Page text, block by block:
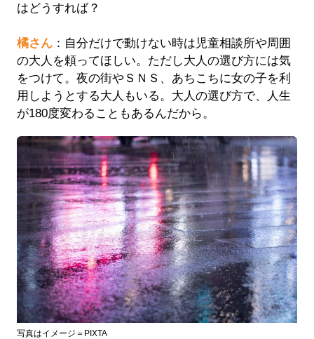
はどうすれば？
橘さん：自分だけで動けない時は児童相談所や周囲
の大人を頼ってほしい。ただし大人の選び方には気
をつけて。夜の街やＳＮＳ、あちこちに女の子を利
用しようとする大人もいる。大人の選び方で、人生
が180度変わることもあるんだから。
写真はイメージ＝PIXTA